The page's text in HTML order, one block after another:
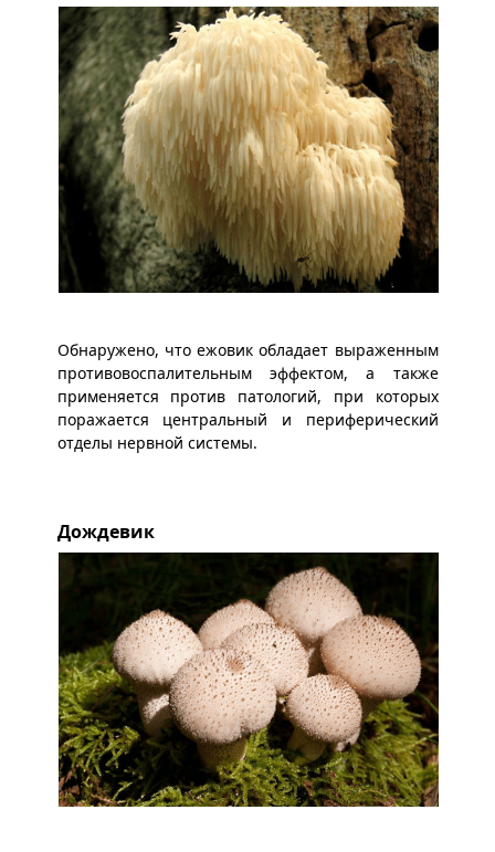
Обнаружено, что ежовик обладает выраженным
противовоспалительным эффектом, а также
применяется против патологий, при которых
поражается центральный и периферический
отделы нервной системы.
Дождевик